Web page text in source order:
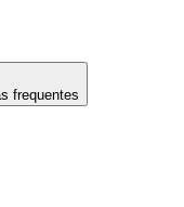
frequentes